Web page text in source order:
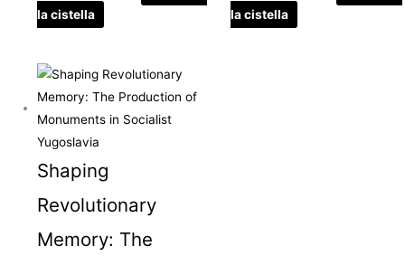
la cistella
la cistella
Shaping
Revolutionary
Memory: The